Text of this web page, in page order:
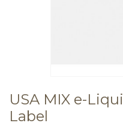
USA MIX e-
Label